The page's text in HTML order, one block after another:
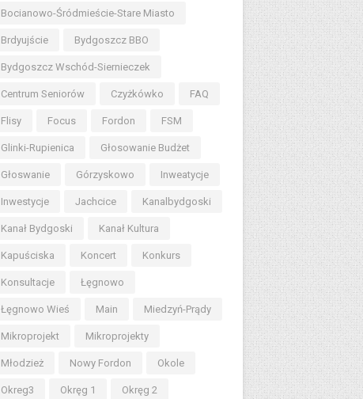
Bocianowo-Śródmieście-Stare Miasto
Brdyujście Bydgoszcz BBO
Bydgoszcz Wschód-Siernieczek
Centrum Seniorów Czyżkówko FAQ
Flisy Focus Fordon FSM
Glinki-Rupienica Głosowanie Budżet
Głoswanie Górzyskowo Inweatycje
Inwestycje Jachcice Kanalbydgoski
Kanał Bydgoski Kanał Kultura
Kapuściska Koncert Konkurs
Konsultacje Łęgnowo
Łęgnowo Wieś Main Miedzyń-Prądy
Mikroprojekt Mikroprojekty
Młodzież Nowy Fordon Okole
Okreg3 Okręg 1 Okręg 2